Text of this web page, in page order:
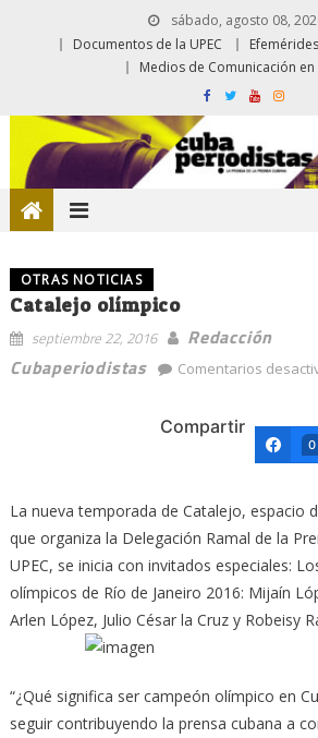
sábado, agosto 08,
Documentos de la UPEC
Medios de Comunicación en
OTRAS NOTICIAS
Catalejo olímpico
septiembre 22, 2016
Redacción
Cubaperiodistas
Comentarios
Compartir
0
La nueva temporada de Catalejo, espacio
que organiza la Delegación Ramal de la
UPEC, se inicia con invitados especiales:
olímpicos de Río de Janeiro 2016: Mijaín
Arlen López, Julio César la Cruz y Robeisy
“¿Qué significa ser campeón olímpico en
seguir contribuyendo la prensa cubana a